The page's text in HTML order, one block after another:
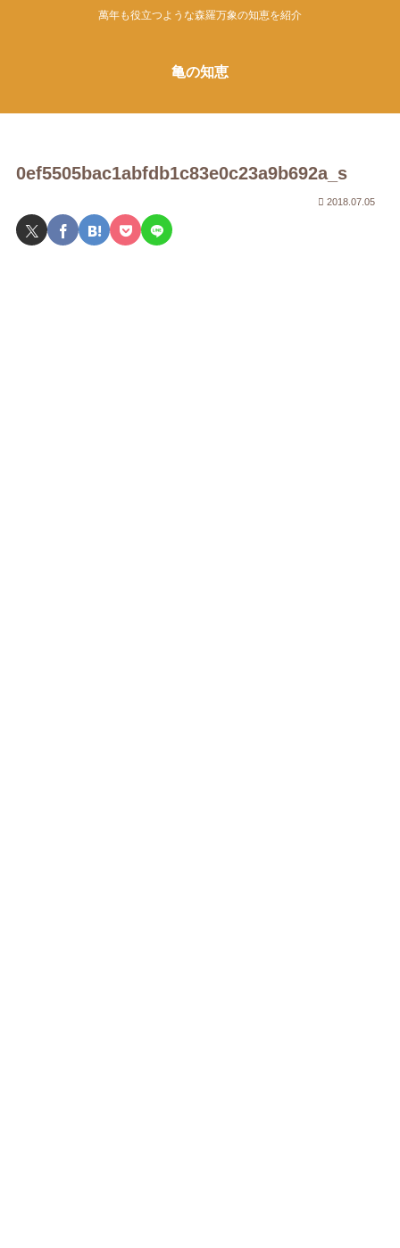
萬年も役立つような森羅万象の知恵を紹介
亀の知恵
0ef5505bac1abfdb1c83e0c23a9b692a_s
2018.07.05